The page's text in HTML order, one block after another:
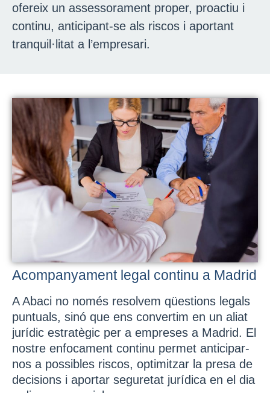
ofereix un assessorament proper, proactiu i
continu, anticipant-se als riscos i aportant
tranquil·litat a l’empresari.
Acompanyament legal continu a Madrid
A Abaci no només resolvem qüestions legals
puntuals, sinó que ens convertim en un aliat
jurídic estratègic per a empreses a Madrid. El
nostre enfocament continu permet anticipar-
nos a possibles riscos, optimitzar la presa de
decisions i aportar seguretat jurídica en el dia